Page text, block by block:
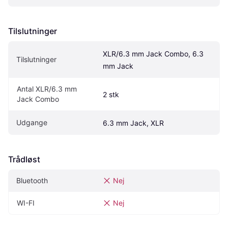
Tilslutninger
Tilslutninger
XLR/6.3 mm Jack Combo, 6.3
mm Jack
Antal XLR/6.3 mm
Jack Combo
2 stk
Udgange 6.3 mm Jack, XLR
Trådløst
Bluetooth Nej
WI-FI Nej